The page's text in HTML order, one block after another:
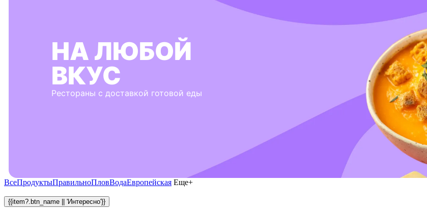
НА ЛЮБОЙ
ВКУС
Рестораны с доставкой готовой еды
ВсеПродуктыПравильноПловВодаЕвропейская Еще+
{{item?.btn_name || 'Интересно'}}